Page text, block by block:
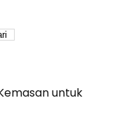
untuk